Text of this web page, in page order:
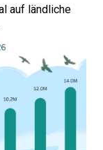
auf ländliche